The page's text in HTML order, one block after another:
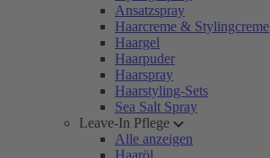
Ansatzspray
Haarcreme & Stylingcreme
Haargel
Haarpuder
Haarspray
Haarstyling-Sets
Sea Salt Spray
Leave-In Pflege
Alle anzeigen
Haaröl